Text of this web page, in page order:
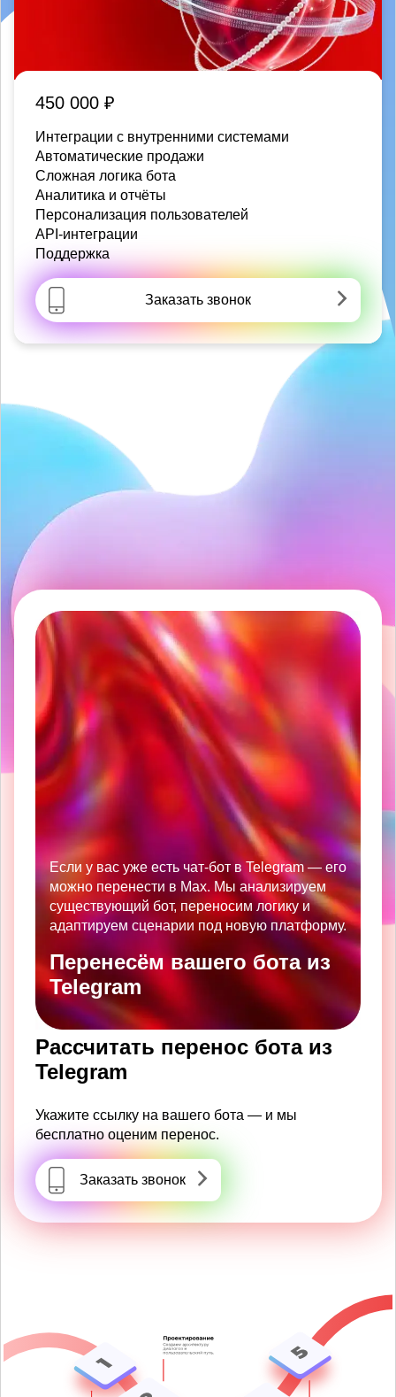
450 000 ₽
Интеграции с внутренними системами
Автоматические продажи
Сложная логика бота
Аналитика и отчёты
Персонализация пользователей
API-интеграции
Поддержка
Заказать звонок
Если у вас уже есть чат-бот в Telegram — его
можно перенести в Max. Мы анализируем
существующий бот, переносим логику и
адаптируем сценарии под новую платформу.
Перенесём вашего бота из
Telegram
Рассчитать перенос бота из
Telegram
Укажите ссылку на вашего бота — и мы
бесплатно оценим перенос.
Заказать звонок